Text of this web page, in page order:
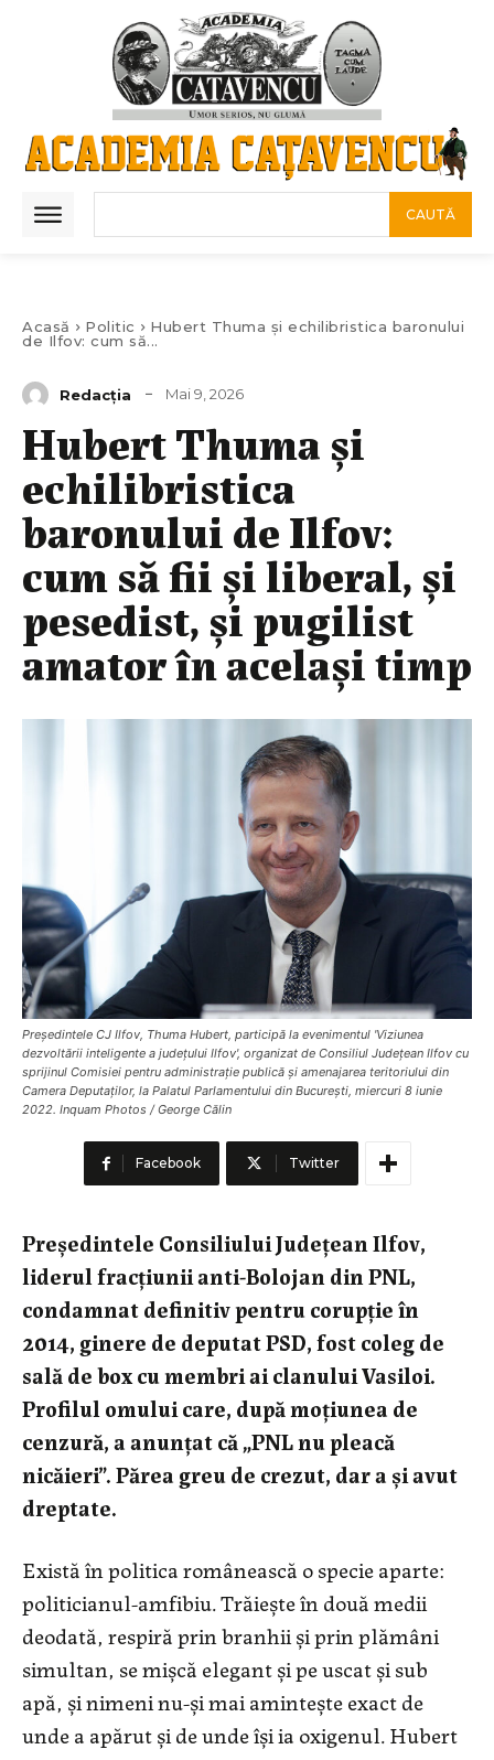
CAUTĂ
Acasă Politic
Hubert Thuma și echilibristica baronului
de Ilfov: cum să...
Redacția Mai 9, 2026
Hubert Thuma și
echilibristica
baronului de Ilfov:
cum să fii și liberal, și
pesedist, și pugilist
amator în același timp
Preşedintele CJ Ilfov, Thuma Hubert, participă la evenimentul 'Viziunea
dezvoltării inteligente a judeţului Ilfov', organizat de Consiliul Judeţean Ilfov cu
sprijinul Comisiei pentru administraţie publică şi amenajarea teritoriului din
Camera Deputaţilor, la Palatul Parlamentului din București, miercuri 8 iunie
2022. Inquam Photos / George Călin
Facebook Twitter
Președintele Consiliului Județean Ilfov,
liderul fracțiunii anti-Bolojan din PNL,
condamnat definitiv pentru corupție în
2014, ginere de deputat PSD, fost coleg de
sală de box cu membri ai clanului Vasiloi.
Profilul omului care, după moțiunea de
cenzură, a anunțat că „PNL nu pleacă
nicăieri”. Părea greu de crezut, dar a și avut
dreptate.
Există în politica românească o specie aparte:
politicianul-amfibiu. Trăiește în două medii
deodată, respiră prin branhii și prin plămâni
simultan, se mișcă elegant și pe uscat și sub
apă, și nimeni nu-și mai amintește exact de
unde a apărut și de unde își ia oxigenul. Hubert